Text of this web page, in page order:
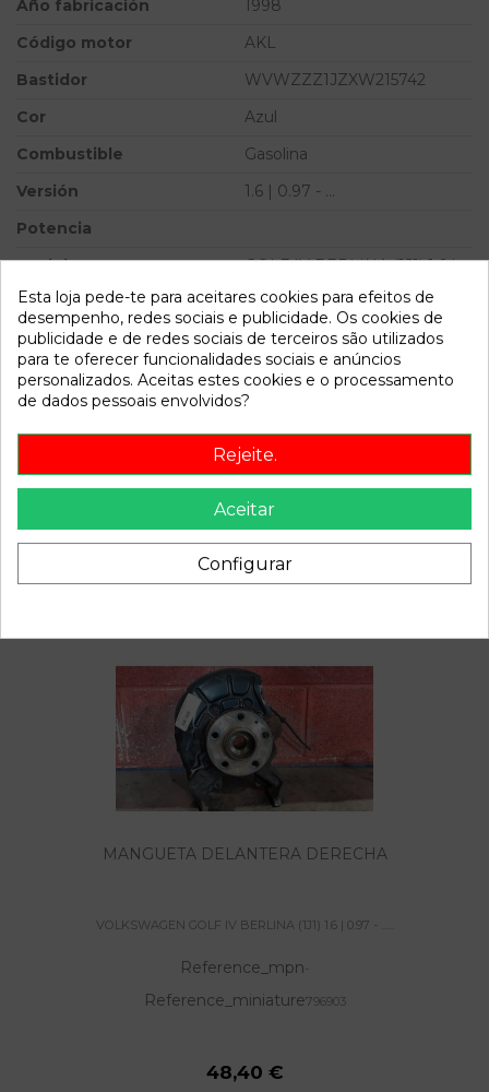
Año fabricación
1998
Código motor
AKL
Bastidor
WVWZZZ1JZXW215742
Cor
Azul
Combustible
Gasolina
Versión
1.6 | 0.97 - ...
Potencia
Modelo
GOLF IV BERLINA (1J1) 1.6 |
0.97 - ...
Referência 800881
Disponível a partir de: 2022-04-06
Descrição
Recambio de bomba freno para volkswagen golf iv berlina
(1j1) 1.6 | 0.97 - ... 1.6 | 0.97 - ... referencia OEM IAM
MANGUETA DELANTERA DERECHA
VOLKSWAGEN GOLF IV BERLINA (1J1) 1.6 | 0.97 - ......
Reference_mpn-
Reference_miniature796903
48,40 €
Esta loja pede-te para aceitares cookies para efeitos de
desempenho, redes sociais e publicidade. Os cookies de
publicidade e de redes sociais de terceiros são utilizados
para te oferecer funcionalidades sociais e anúncios
personalizados. Aceitas estes cookies e o processamento
de dados pessoais envolvidos?
Rejeite.
Aceitar
Configurar